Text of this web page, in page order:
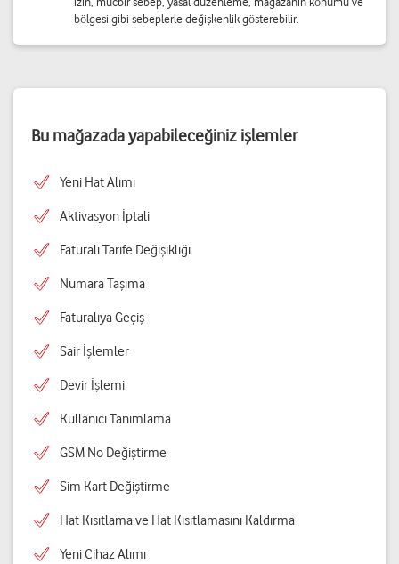
bölgesi gibi sebeplerle değişkenlik gösterebilir.
Bu mağazada yapabileceğiniz işlemler
Yeni Hat Alımı
Aktivasyon İptali
Faturalı Tarife Değişikliği
Numara Taşıma
Faturalıya Geçiş
Sair İşlemler
Devir İşlemi
Kullanıcı Tanımlama
GSM No Değiştirme
Sim Kart Değiştirme
Hat Kısıtlama ve Hat Kısıtlamasını Kaldırma
Yeni Cihaz Alımı